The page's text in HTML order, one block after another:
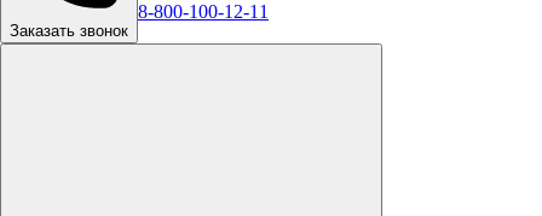
Заказать звонок
8-800-100-12-11